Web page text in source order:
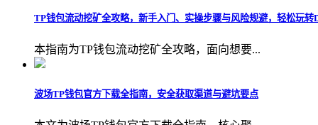
TP钱包流动挖矿全攻略，新手入门、实操步骤与风险规避，轻松玩转
本指南为TP钱包流动挖矿全攻略，面向想要...
波场TP钱包官方下载全指南，安全获取渠道与避坑要点